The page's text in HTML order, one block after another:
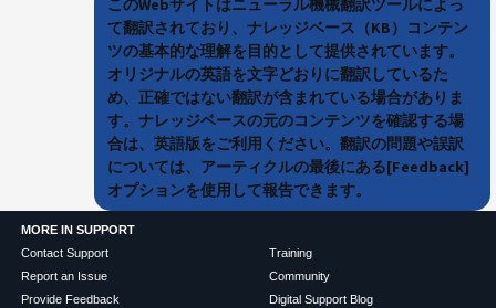
このWebサイトはニューラル機械翻訳ツールによっ
て翻訳されており、ナレッジベース（KB）コンテン
ツの基本的な理解を目的として提供されています。
オリジナルの英語を文字どおりに翻訳しているた
め、正確ではない翻訳が含まれている場合がありま
す。ナレッジベースの元のコンテンツを確認する場
合は、英語版をご利用ください。翻訳の問題や誤訳
については、アーティクルの最後にある[Feedback]
オプションを使用して報告できます。
MORE IN SUPPORT
Contact Support
Report an Issue
Provide Feedback
Training
Community
Digital Support Blog